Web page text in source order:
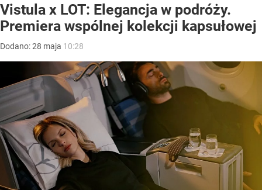
Vistula x LOT: Elegancja w podróży.
Premiera wspólnej kolekcji kapsułowej
Dodano:28 maja 10:28